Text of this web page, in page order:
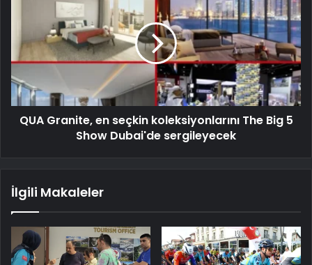
QUA Granite, en seçkin koleksiyonlarını The Big 5
Show Dubai'de sergileyecek
İlgili Makaleler